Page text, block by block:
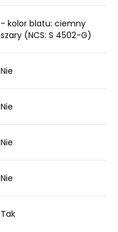
- kolor blatu: ciemny
szary (NCS: S 4502-G)
Nie
Nie
Nie
Nie
Tak